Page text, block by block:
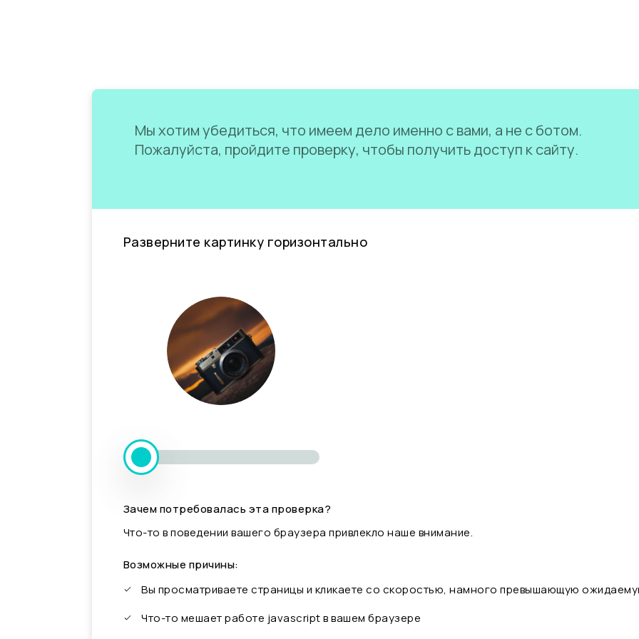
Мы хотим убедиться, что имеем дело именно с вами, а не с ботом.
Пожалуйста, пройдите проверку, чтобы получить доступ к сайту.
Разверните картинку горизонтально
Зачем потребовалась эта проверка?
Что-то в поведении вашего браузера привлекло наше внимание.
Возможные причины:
Вы просматриваете страницы и кликаете со скоростью, намного превышающую
Что-то мешает работе javascript в вашем браузере